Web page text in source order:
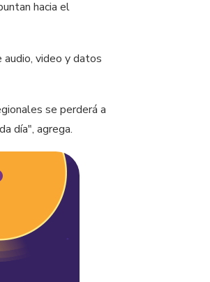
hacia el
audio, video y datos
se perderá a
día", agrega.